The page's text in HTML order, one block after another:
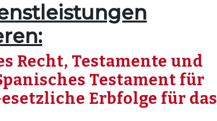
Recht, Testamente und
Testament für
Erbfolge für das